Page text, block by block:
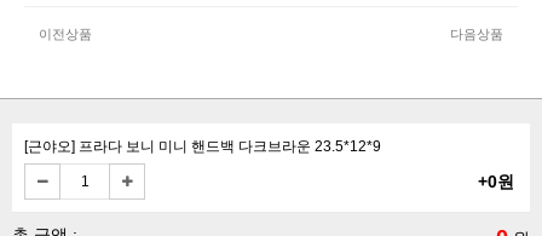
이전상품 다음상품
[근야오] 프라다 보니 미니 핸드백 다크브라운 23.5*12*9
+0원